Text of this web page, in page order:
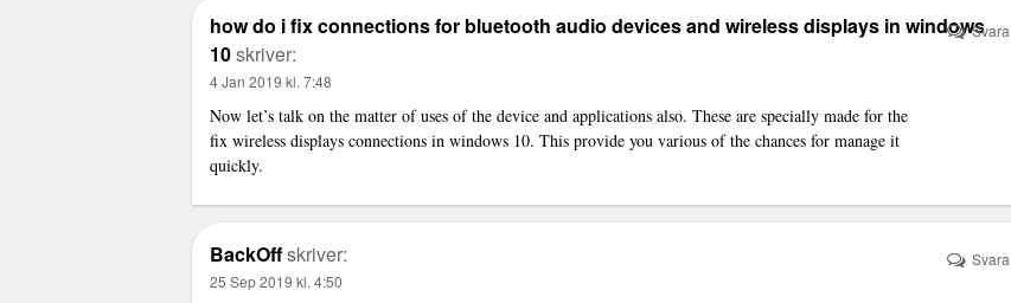
how do i fix connections for bluetooth audio devices and wireless displays in windows
10skriver:
4 Jan 2019 kl. 7:48
Now let’s talk on the matter of uses of the device and applications also. These are specially made for the
fix wireless displays connections in windows 10. This provide you various of the chances for manage it
quickly.
Svara
BackOffskriver:
25 Sep 2019 kl. 4:50
Svara